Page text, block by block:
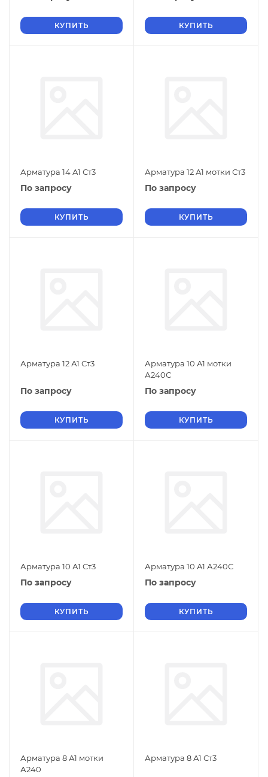
КУПИТЬ КУПИТЬ
Арматура 14 А1 Ст3
По запросу
КУПИТЬ
Арматура 12 А1 мотки Ст3
По запросу
КУПИТЬ
Арматура 12 А1 Ст3
По запросу
КУПИТЬ
Арматура 10 А1 мотки
А240С
По запросу
КУПИТЬ
Арматура 10 А1 Ст3
По запросу
КУПИТЬ
Арматура 10 А1 А240С
По запросу
КУПИТЬ
Арматура 8 А1 мотки
А240
Арматура 8 А1 Ст3